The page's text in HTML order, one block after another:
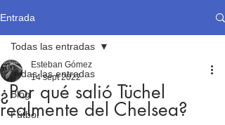
Entrada
Todas las entradas
Blog
Fútbol
Todas las entradas
¿Por qué salió Tüchel
realmente del Chelsea?
Esteban Gómez
14 sept 2022